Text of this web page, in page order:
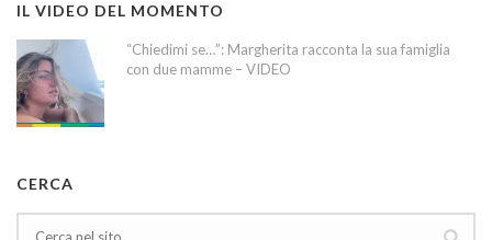
IL VIDEO DEL MOMENTO
“Chiedimi se…”: Margherita racconta la sua famiglia
con due mamme – VIDEO
CERCA